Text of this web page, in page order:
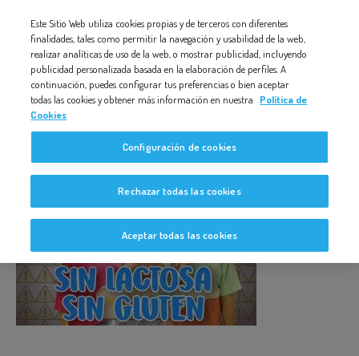
accesibilidad.
MINIATURA_ALERGIAS_PRUEBA4
MINIATURA_ALERGIAS_PRUEBA4
Este Sitio Web utiliza cookies propias y de terceros con diferentes
finalidades, tales como permitir la navegación y usabilidad de la web,
realizar analíticas de uso de la web, o mostrar publicidad, incluyendo
publicidad personalizada basada en la elaboración de perfiles. A
continuación, puedes configurar tus preferencias o bien aceptar
todas las cookies y obtener más información en nuestra
Política de
Cookies
Configuración de cookies
Rechazar todas las cookies
Aceptar todas las cookies